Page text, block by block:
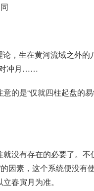
论，生在黄河流域之外的
对冲月……
的是“仅就四柱起盘的
没有存在的必要了。不
因素，这个系统便没有
春寅月为准。